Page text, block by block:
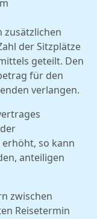
der Sitzplätze
geteilt. Den
für den
verlangen.
so kann
anteiligen
zwischen
Reisetermin